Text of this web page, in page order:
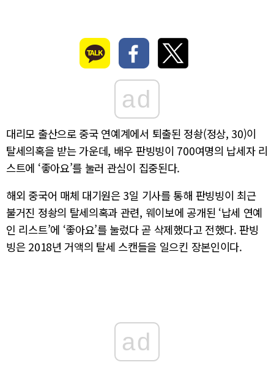
ad
대리모 출산으로 중국 연예계에서 퇴출된 정솽(정상, 30)이
탈세의혹을 받는 가운데, 배우 판빙빙이 700여명의 납세자 리
스트에 ‘좋아요’를 눌러 관심이 집중된다.
해외 중국어 매체 대기원은 3일 기사를 통해 판빙빙이 최근
불거진 정솽의 탈세의혹과 관련, 웨이보에 공개된 ‘납세 연예
인 리스트’에 ‘좋아요’를 눌렀다 곧 삭제했다고 전했다. 판빙
빙은 2018년 거액의 탈세 스캔들을 일으킨 장본인이다.
ad